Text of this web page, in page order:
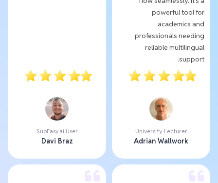
powerful tool for
academics and
professionals needing
reliable multilingual
support.
University Lecturer
Adrian Wallwork
SubEasy.ai User
Davi Braz